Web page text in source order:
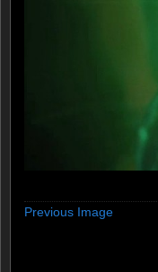
Previous Image